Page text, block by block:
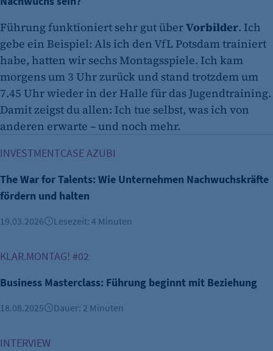
Führung funktioniert sehr gut überVorbilder. Ich
gebe ein Beispiel: Als ich den VfL Potsdam trainiert
habe, hatten wir sechs Montagsspiele. Ich kam
morgens um 3 Uhr zurück und stand trotzdem um
7.45 Uhr wieder in der Halle für das Jugendtraining.
Damit zeigst du allen: Ich tue selbst, was ich von
anderen erwarte – und noch mehr.
INVESTMENTCASE AZUBI
The War for Talents: Wie Unternehmen Nachwuchskräfte
fördern und halten
19.03.2026 Lesezeit: 4 Minuten
KLAR.MONTAG! #02
Business Masterclass: Führung beginnt mit Beziehung
18.08.2025 Dauer: 2 Minuten
INTERVIEW